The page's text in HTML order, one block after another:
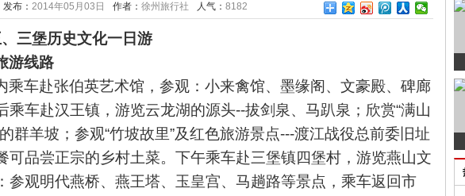
发布： 2014年05月03日 作者： 徐州旅行社 人气： 8182
三堡历史文化一日游
游线路
乘车赴张伯英艺术馆，参观：小来禽馆、墨缘阁、文豪殿、碑廊
乘车赴汉王镇，游览云龙湖的源头--拔剑泉、马趴泉； 欣赏“满山
群羊坡；参观“竹坡故里”及红色旅游景点---渡江战役总前委旧址
可品尝正宗的乡村土菜。下午乘车赴三堡镇四堡村，游览燕山文
参观明代燕桥、燕王塔、 玉皇宫、 马趟路等景点，乘车返回市